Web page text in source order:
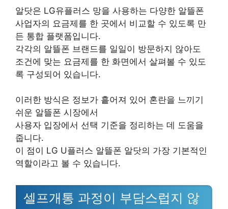
알닷은 LG유플러스 망을 사용하는 다양한 알뜰폰
사업자의 요금제를 한 곳에서 비교할 수 있도록 만
든 통합 플랫폼입니다.
각각의 알뜰폰 브랜드를 일일이 방문하지 않아도
조건에 맞는 요금제를 한 화면에서 살펴볼 수 있도
록 구성되어 있습니다.
이러한 방식은 정보가 흩어져 있어 혼란을 느끼기
쉬운 알뜰폰 시장에서
사용자 입장에서 선택 기준을 정리하는 데 도움을
줍니다.
이 점이 LG U플러스 알뜰폰 알닷의 가장 기본적인
역할이라고 볼 수 있습니다.
셀프개통 과정이 부담스럽지 않